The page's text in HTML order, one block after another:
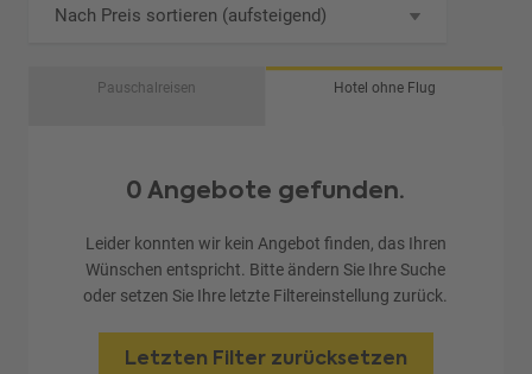
Nach Preis sortieren (aufsteigend)
Pauschalreisen Hotel ohne Flug
0 Angebote gefunden.
Leider konnten wir kein Angebot finden, das Ihren
Wünschen entspricht. Bitte ändern Sie Ihre Suche
oder setzen Sie Ihre letzte Filtereinstellung zurück.
Letzten Filter zurücksetzen